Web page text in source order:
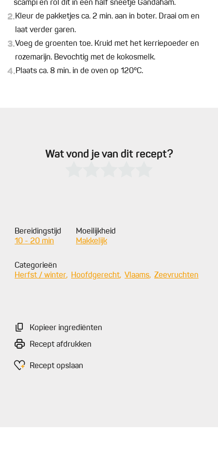
scampi en rol dit in een half sneetje Gandaham.
2.Kleur de pakketjes ca. 2 min. aan in boter. Draai om en
laat verder garen.
3.Voeg de groenten toe. Kruid met het kerriepoeder en
rozemarijn. Bevochtig met de kokosmelk.
4.Plaats ca. 8 min. in de oven op 120°C.
Wat vond je van dit recept?
Bereidingstijd
10 - 20 min
Moeilijkheid
Makkelijk
Categorieën
Herfst / winter
Hoofdgerecht Vlaams Zeevruchten
Kopieer ingrediënten
Recept afdrukken
Recept opslaan